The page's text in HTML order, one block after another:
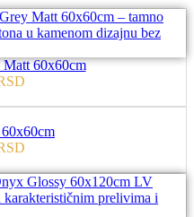
60x60cm